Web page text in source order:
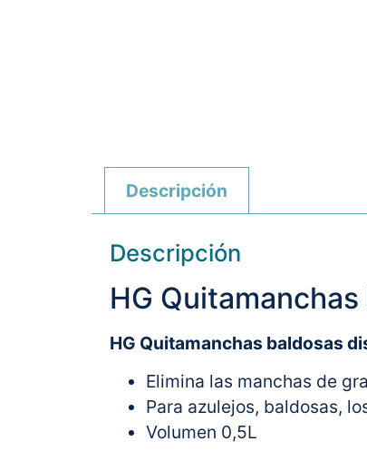
Descripción
Descripción
HG
HG Quitamanchas baldosas
Elimina las manchas de
Para azulejos, baldosas,
Volumen 0,5L